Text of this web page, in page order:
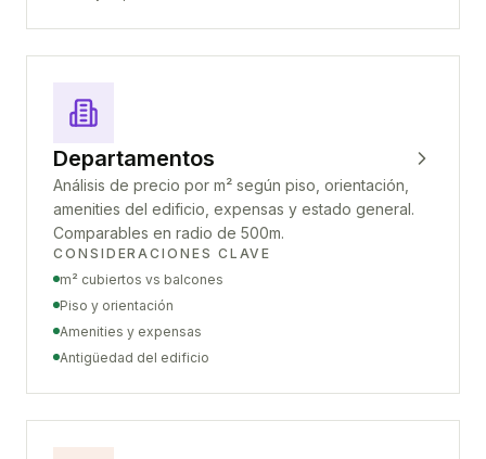
Departamentos
Análisis de precio por m² según piso, orientación,
amenities del edificio, expensas y estado general.
Comparables en radio de 500m.
CONSIDERACIONES CLAVE
m² cubiertos vs balcones
Piso y orientación
Amenities y expensas
Antigüedad del edificio